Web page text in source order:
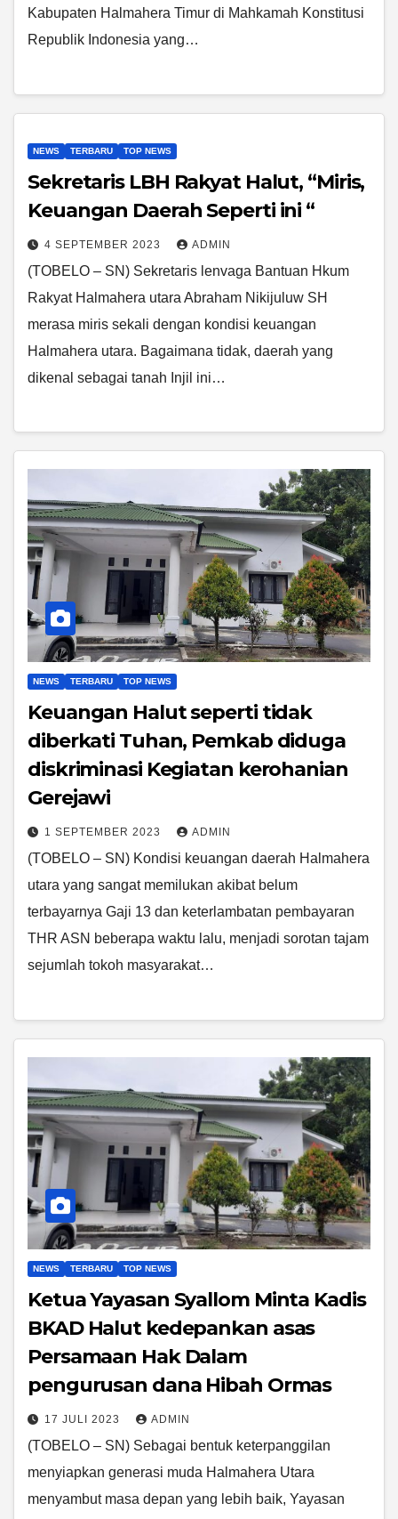
Kabupaten Halmahera Timur di Mahkamah Konstitusi
Republik Indonesia yang…
NEWS TERBARU TOP NEWS
Sekretaris LBH Rakyat Halut, “Miris,
Keuangan Daerah Seperti ini “
4 SEPTEMBER 2023 ADMIN
(TOBELO – SN) Sekretaris lenvaga Bantuan Hkum
Rakyat Halmahera utara Abraham Nikijuluw SH
merasa miris sekali dengan kondisi keuangan
Halmahera utara. Bagaimana tidak, daerah yang
dikenal sebagai tanah Injil ini…
NEWS TERBARU TOP NEWS
Keuangan Halut seperti tidak
diberkati Tuhan, Pemkab diduga
diskriminasi Kegiatan kerohanian
Gerejawi
1 SEPTEMBER 2023 ADMIN
(TOBELO – SN) Kondisi keuangan daerah Halmahera
utara yang sangat memilukan akibat belum
terbayarnya Gaji 13 dan keterlambatan pembayaran
THR ASN beberapa waktu lalu, menjadi sorotan tajam
sejumlah tokoh masyarakat…
NEWS TERBARU TOP NEWS
Ketua Yayasan Syallom Minta Kadis
BKAD Halut kedepankan asas
Persamaan Hak Dalam
pengurusan dana Hibah Ormas
17 JULI 2023 ADMIN
(TOBELO – SN) Sebagai bentuk keterpanggilan
menyiapkan generasi muda Halmahera Utara
menyambut masa depan yang lebih baik, Yayasan